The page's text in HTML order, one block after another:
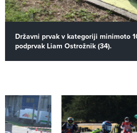
Državni prvak v kategoriji minimoto
podprvak Liam Ostrožnik (34).